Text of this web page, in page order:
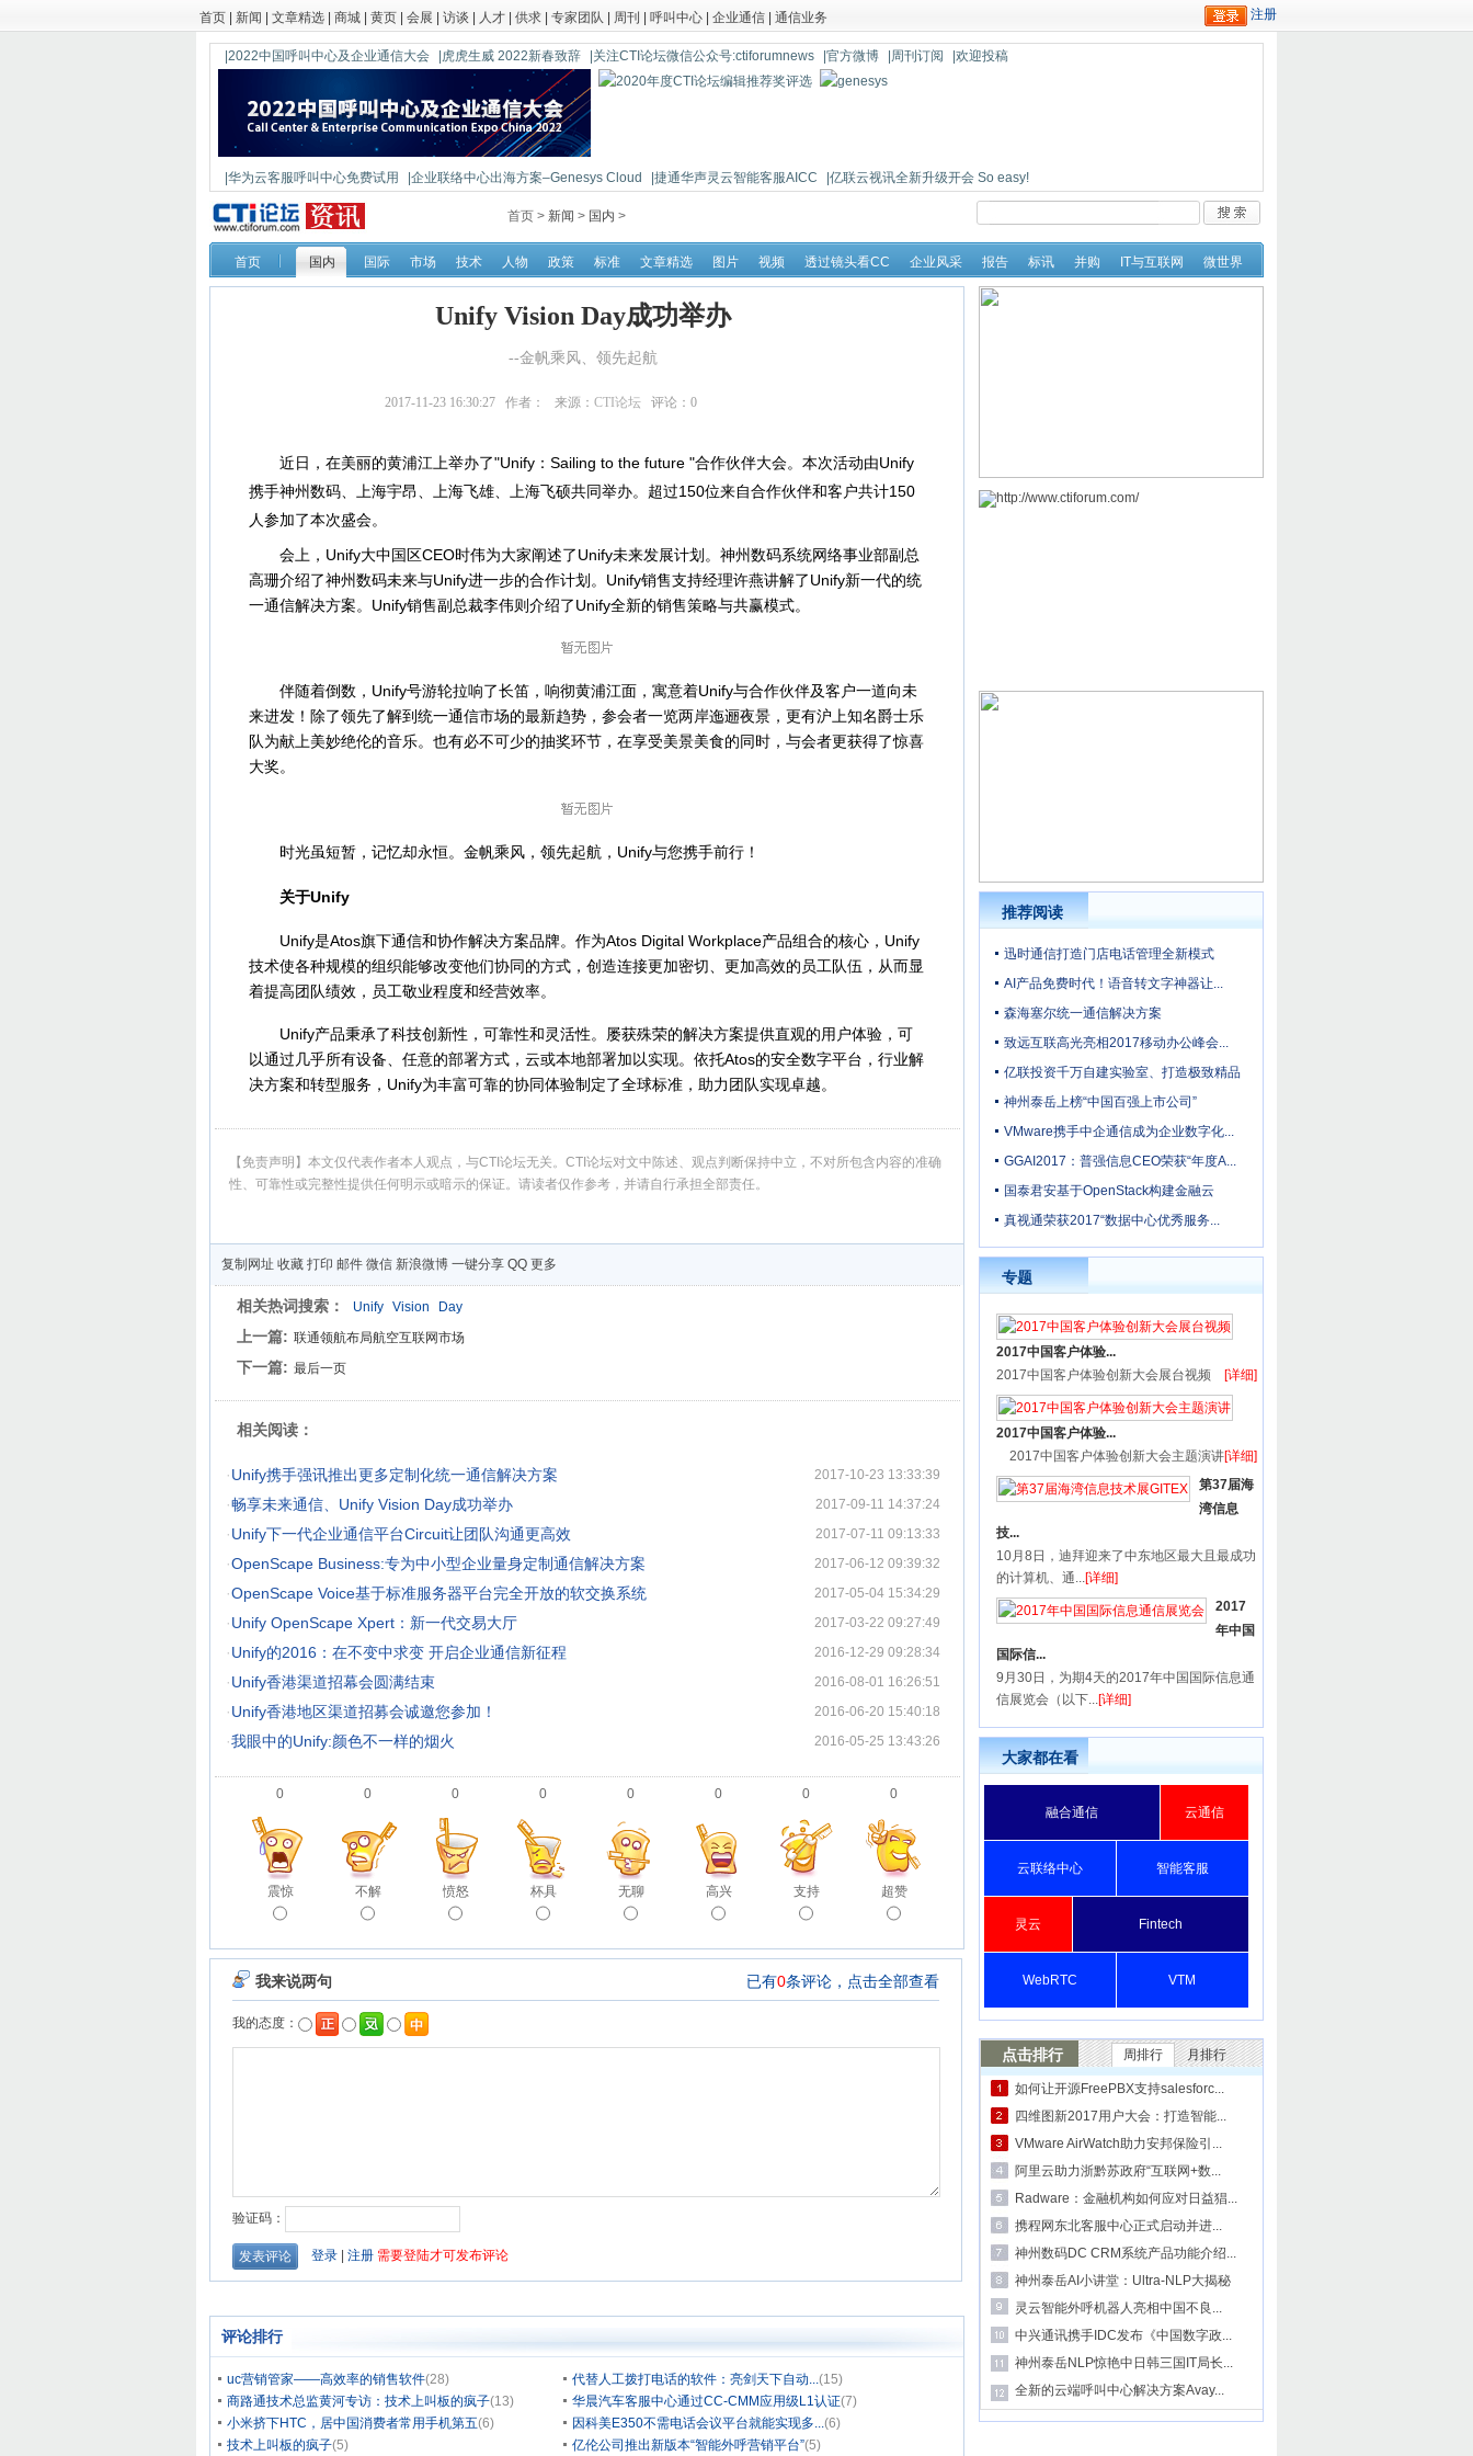
首页 新闻 文章精选 商城 黄页 会展 访谈 人才 供求 专家团队 周刊 呼叫中心 企业通信 通信业务
|2022中国呼叫中心及企业通信大会 |虎虎生威 2022新春致辞 |关注CTI论坛微信公众号:ctiforumnews |官方微博 |周刊订阅 |欢迎投稿
|华为云客服呼叫中心免费试用 |企业联络中心出海方案–Genesys Cloud |捷通华声灵云智能客服AICC
|亿联云视讯全新升级开会 So easy!
|鼎信通达新一代语音网关DAG1000-4S
首页 > 新闻 > 国内 >
首页 国内 国际 市场 技术 人物 政策 标准 文章精选 图片 视频 透过镜头看CC 企业风采 报告 标讯 并购 IT与互联网 微世界
Unify Vision Day成功举办
--金帆乘风、领先起航
2017-11-23 16:30:27 作者： 来源： CTI论坛 评论： 0
近日，在美丽的黄浦江上举办了"Unify：Sailing to the future "合作伙伴大会。本次活动由Unify
携手神州数码、上海宇昂、上海飞雄、上海飞硕共同举办。超过150位来自合作伙伴和客户共计150
人参加了本次盛会。
会上，Unify大中国区CEO时伟为大家阐述了Unify未来发展计划。神州数码系统网络事业部副总
高珊介绍了神州数码未来与Unify进一步的合作计划。Unify销售支持经理许燕讲解了Unify新一代的统
一通信解决方案。Unify销售副总裁李伟则介绍了Unify全新的销售策略与共赢模式。
伴随着倒数，Unify号游轮拉响了长笛，响彻黄浦江面，寓意着Unify与合作伙伴及客户一道向未
来进发！除了领先了解到统一通信市场的最新趋势，参会者一览两岸迤逦夜景，更有沪上知名爵士乐
队为献上美妙绝伦的音乐。也有必不可少的抽奖环节，在享受美景美食的同时，与会者更获得了惊喜
大奖。
时光虽短暂，记忆却永恒。金帆乘风，领先起航，Unify与您携手前行！
关于Unify
Unify是Atos旗下通信和协作解决方案品牌。作为Atos Digital Workplace产品组合的核心，Unify
技术使各种规模的组织能够改变他们协同的方式，创造连接更加密切、更加高效的员工队伍，从而显
着提高团队绩效，员工敬业程度和经营效率。
Unify产品秉承了科技创新性，可靠性和灵活性。屡获殊荣的解决方案提供直观的用户体验，可
以通过几乎所有设备、任意的部署方式，云或本地部署加以实现。依托Atos的安全数字平台，行业解
决方案和转型服务，Unify为丰富可靠的协同体验制定了全球标准，助力团队实现卓越。
【免责声明】本文仅代表作者本人观点，与CTI论坛无关。CTI论坛对文中陈述、观点判断保持中立，不对所包含内容的准确
性、可靠性或完整性提供任何明示或暗示的保证。请读者仅作参考，并请自行承担全部责任。
复制网址 收藏 打印 邮件 微信 新浪微博 一键分享 QQ 更多
相关热词搜索： Unify Vision Day
上一篇: 联通领航布局航空互联网市场
下一篇: 最后一页
相关阅读：
·Unify携手强讯推出更多定制化统一通信解决方案 2017-10-23 13:33:39
·畅享未来通信、Unify Vision Day成功举办 2017-09-11 14:37:24
·Unify下一代企业通信平台Circuit让团队沟通更高效 2017-07-11 09:13:33
·OpenScape Business:专为中小型企业量身定制通信解决方案 2017-06-12 09:39:32
·OpenScape Voice基于标准服务器平台完全开放的软交换系统 2017-05-04 15:34:29
·Unify OpenScape Xpert：新一代交易大厅 2017-03-22 09:27:49
·Unify的2016：在不变中求变 开启企业通信新征程 2016-12-29 09:28:34
·Unify香港渠道招幕会圆满结束 2016-08-01 16:26:51
·Unify香港地区渠道招募会诚邀您参加！ 2016-06-20 15:40:18
·我眼中的Unify:颜色不一样的烟火 2016-05-25 13:43:26
0
震惊
0
不解
0
愤怒
0
杯具
0
无聊
0
高兴
0
支持
0
超赞
评论排行
uc营销管家——高效率的销售软件(28) 代替人工拨打电话的软件：亮剑天下自动...(15)
商路通技术总监黄河专访：技术上叫板的疯子(13) 华晨汽车客服中心通过CC-CMM应用级L1认证(7)
小米挤下HTC，居中国消费者常用手机第五(6) 因科美E350不需电话会议平台就能实现多...(6)
技术上叫板的疯子(5) 亿伦公司推出新版本“智能外呼营销平台”(5)
推荐阅读
迅时通信打造门店电话管理全新模式
AI产品免费时代！语音转文字神器让...
森海塞尔统一通信解决方案
致远互联高光亮相2017移动办公峰会...
亿联投资千万自建实验室、打造极致精品
神州泰岳上榜“中国百强上市公司”
VMware携手中企通信成为企业数字化...
GGAI2017：普强信息CEO荣获“年度A...
国泰君安基于OpenStack构建金融云
真视通荣获2017“数据中心优秀服务...
专题
2017中国客户体验...
2017中国客户体验创新大会展台视频 [详细]
2017中国客户体验...
2017中国客户体验创新大会主题演讲[详细]
第37届海
湾信息
技...
10月8日，迪拜迎来了中东地区最大且最成功
的计算机、通...[详细]
2017
年中国
国际信...
9月30日，为期4天的2017年中国国际信息通
信展览会（以下...[详细]
大家都在看
融合通信 云通信
云联络中心 智能客服
灵云 Fintech
WebRTC VTM
点击排行 周排行 月排行
如何让开源FreePBX支持salesforc...
四维图新2017用户大会：打造智能...
VMware AirWatch助力安邦保险引...
阿里云助力浙黔苏政府“互联网+数...
Radware：金融机构如何应对日益猖...
携程网东北客服中心正式启动并进...
神州数码DC CRM系统产品功能介绍...
神州泰岳AI小讲堂：Ultra-NLP大揭秘
灵云智能外呼机器人亮相中国不良...
中兴通讯携手IDC发布《中国数字政...
神州泰岳NLP惊艳中日韩三国IT局长...
全新的云端呼叫中心解决方案Avay...